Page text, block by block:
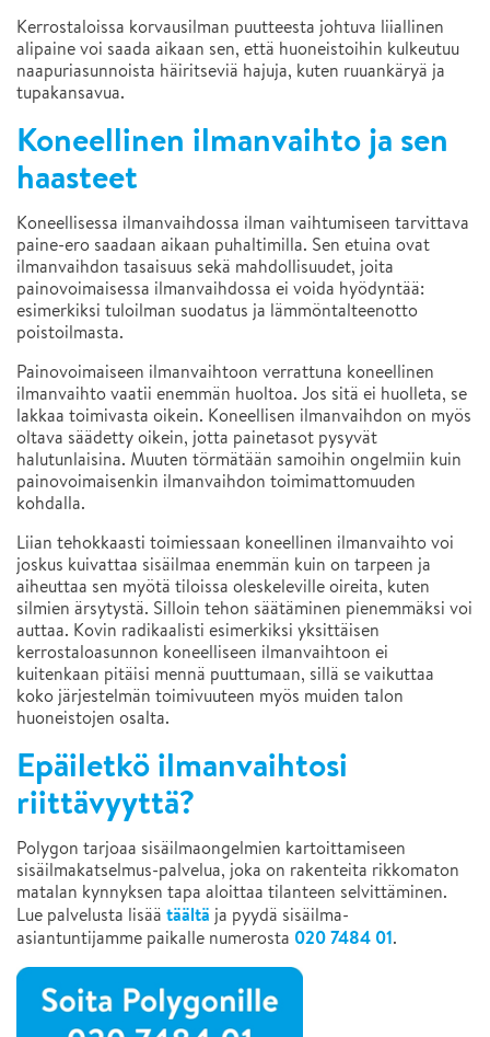
Kerrostaloissa korvausilman puutteesta johtuva liiallinen
alipaine voi saada aikaan sen, että huoneistoihin kulkeutuu
naapuriasunnoista häiritseviä hajuja, kuten ruuankäryä ja
tupakansavua.
Koneellinen ilmanvaihto ja sen
haasteet
Koneellisessa ilmanvaihdossa ilman vaihtumiseen tarvittava
paine-ero saadaan aikaan puhaltimilla. Sen etuina ovat
ilmanvaihdon tasaisuus sekä mahdollisuudet, joita
painovoimaisessa ilmanvaihdossa ei voida hyödyntää:
esimerkiksi tuloilman suodatus ja lämmöntalteenotto
poistoilmasta.
Painovoimaiseen ilmanvaihtoon verrattuna koneellinen
ilmanvaihto vaatii enemmän huoltoa. Jos sitä ei huolleta, se
lakkaa toimivasta oikein. Koneellisen ilmanvaihdon on myös
oltava säädetty oikein, jotta painetasot pysyvät
halutunlaisina. Muuten törmätään samoihin ongelmiin kuin
painovoimaisenkin ilmanvaihdon toimimattomuuden
kohdalla.
Liian tehokkaasti toimiessaan koneellinen ilmanvaihto voi
joskus kuivattaa sisäilmaa enemmän kuin on tarpeen ja
aiheuttaa sen myötä tiloissa oleskeleville oireita, kuten
silmien ärsytystä. Silloin tehon säätäminen pienemmäksi voi
auttaa. Kovin radikaalisti esimerkiksi yksittäisen
kerrostaloasunnon koneelliseen ilmanvaihtoon ei
kuitenkaan pitäisi mennä puuttumaan, sillä se vaikuttaa
koko järjestelmän toimivuuteen myös muiden talon
huoneistojen osalta.
Epäiletkö ilmanvaihtosi
riittävyyttä?
Polygon tarjoaa sisäilmaongelmien kartoittamiseen
sisäilmakatselmus-palvelua, joka on rakenteita rikkomaton
matalan kynnyksen tapa aloittaa tilanteen selvittäminen.
Lue palvelusta lisää täältä ja pyydä sisäilma-
asiantuntijamme paikalle numerosta 020 7484 01.